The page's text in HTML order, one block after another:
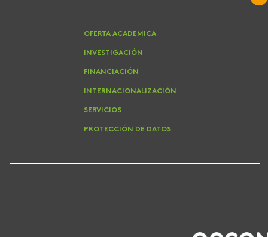
OFERTA ACADEMICA
INVESTIGACIÓN
FINANCIACIÓN
INTERNACIONALIZACIÓN
SERVICIOS
PROTECCIÓN DE DATOS